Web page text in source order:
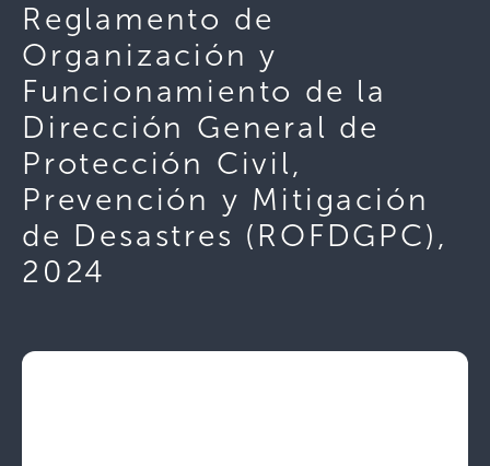
Reglamento de
Organización y
Funcionamiento de la
Dirección General de
Protección Civil,
Prevención y Mitigación
de Desastres (ROFDGPC),
2024